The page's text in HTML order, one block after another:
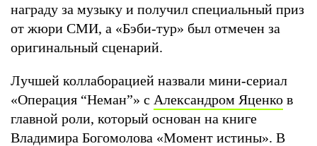
награду за музыку и получил специальный приз
от жюри СМИ, а «Бэби-тур» был отмечен за
оригинальный сценарий.
Лучшей коллаборацией назвали мини-сериал
«Операция “Неман”» с Александром Яценко в
главной роли, который основан на книге
Владимира Богомолова «Момент истины». В